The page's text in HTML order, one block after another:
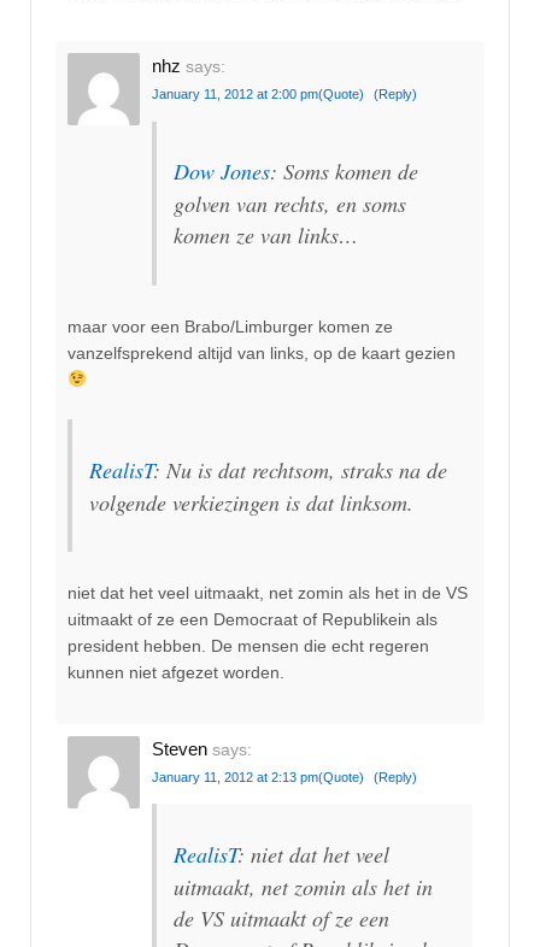
nhz says:
January 11, 2012 at 2:00 pm(Quote) (Reply)
Dow Jones: Soms komen de
golven van rechts, en soms
komen ze van links…
maar voor een Brabo/Limburger komen ze
vanzelfsprekend altijd van links, op de kaart gezien
RealisT: Nu is dat rechtsom, straks na de
volgende verkiezingen is dat linksom.
niet dat het veel uitmaakt, net zomin als het in de VS
uitmaakt of ze een Democraat of Republikein als
president hebben. De mensen die echt regeren
kunnen niet afgezet worden.
Steven says:
January 11, 2012 at 2:13 pm(Quote) (Reply)
RealisT: niet dat het veel
uitmaakt, net zomin als het in
de VS uitmaakt of ze een